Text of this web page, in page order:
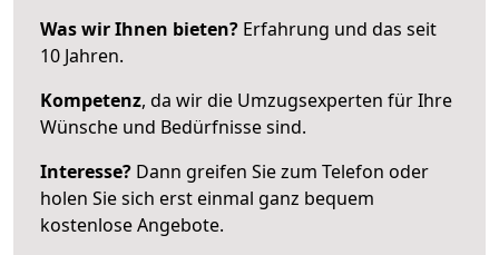
Was wir Ihnen bieten? Erfahrung und das seit
10 Jahren.
Kompetenz, da wir die Umzugsexperten für Ihre
Wünsche und Bedürfnisse sind.
Interesse? Dann greifen Sie zum Telefon oder
holen Sie sich erst einmal ganz bequem
kostenlose Angebote.